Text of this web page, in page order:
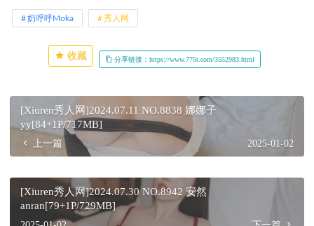
奶呼呼Moka 秀人网
收藏 分享链接：https://www.775t.com/3552983.html
[Xiuren秀人网]2024.07.11 NO.8838 娜娜子
yy[84+1P/717MB]
上一篇 2025-01-02
[Xiuren秀人网]2024.07.30 NO.8942 安然
anran[79+1P/729MB]